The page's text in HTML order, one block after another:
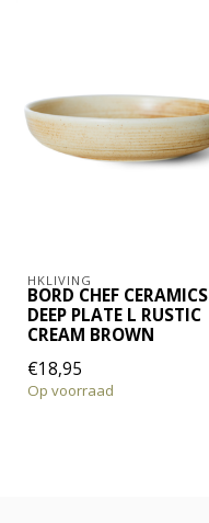
HKLIVING
BORD CHEF CERAMICS
DEEP PLATE L RUSTIC
CREAM BROWN
€18,95
Op voorraad